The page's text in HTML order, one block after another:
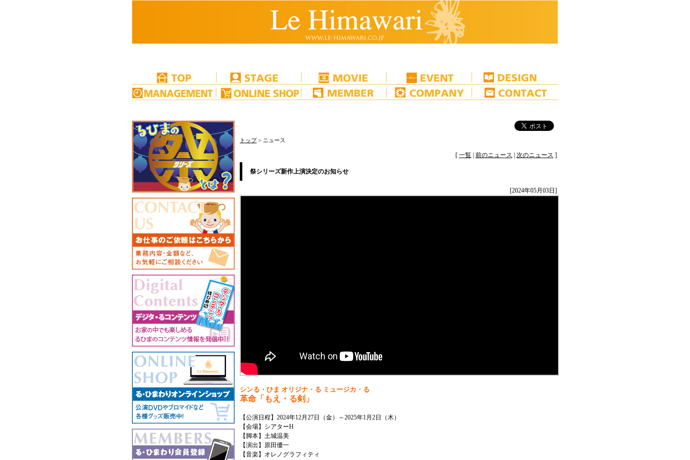
トップ> ニュース
[ 一覧 前のニュース 次のニュース ]
祭シリーズ新作上演決定のお知らせ
[2024年05月03日]
シンる・ひま オリジナ・る ミュージカ・る
革命「もえ・る剣」
【公演日程】2024年12月27日（金）～2025年1月2日（木）
【会場】シアターH
【脚本】土城温美
【演出】原田優一
【音楽】オレノグラフィティ